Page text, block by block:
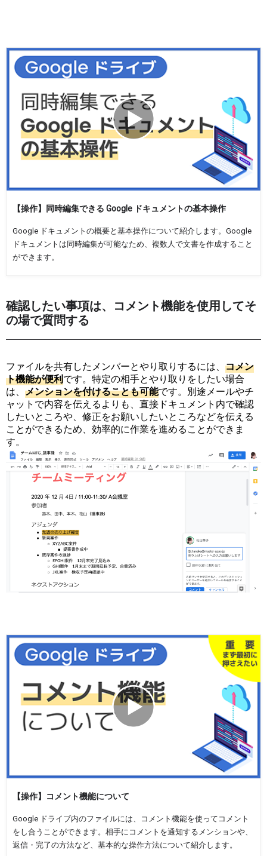
【操作】同時編集できる Google ドキュメントの基本操作
Google ドキュメントの概要と基本操作について紹介します。Google
ドキュメントは同時編集が可能なため、複数人で文書を作成すること
ができます。
確認したい事項は、コメント機能を使用してそ
の場で質問する
ファイルを共有したメンバーとやり取りするには、 コメン
ト機能が便利です。特定の相手とやり取りをしたい場合
は、 メンションを付けることも可能です。別途メールやチ
ャットで内容を伝えるよりも、直接ドキュメント内で確認
したいところや、修正をお願いしたいところなどを伝える
ことができるため、効率的に作業を進めることができま
す。
【操作】コメント機能について
Google ドライブ内のファイルには、コメント機能を使ってコメント
をし合うことができます。相手にコメントを通知するメンションや、
返信・完了の方法など、基本的な操作方法について紹介します。